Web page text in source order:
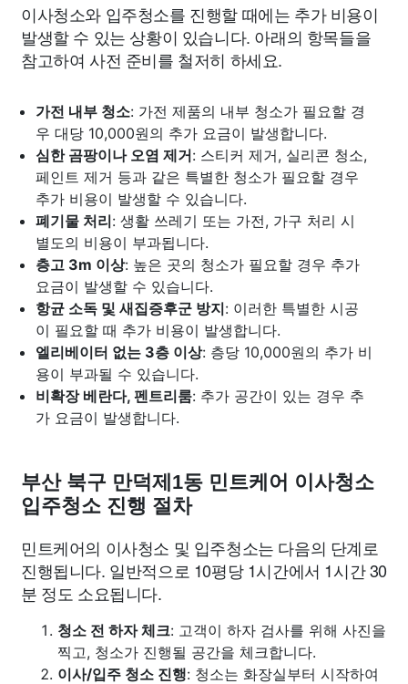
이사청소와 입주청소를 진행할 때에는 추가 비용이
발생할 수 있는 상황이 있습니다. 아래의 항목들을
참고하여 사전 준비를 철저히 하세요.
가전 내부 청소: 가전 제품의 내부 청소가 필요할 경
우 대당 10,000원의 추가 요금이 발생합니다.
심한 곰팡이나 오염 제거: 스티커 제거, 실리콘 청소,
페인트 제거 등과 같은 특별한 청소가 필요할 경우
추가 비용이 발생할 수 있습니다.
폐기물 처리: 생활 쓰레기 또는 가전, 가구 처리 시
별도의 비용이 부과됩니다.
층고 3m 이상: 높은 곳의 청소가 필요할 경우 추가
요금이 발생할 수 있습니다.
항균 소독 및 새집증후군 방지: 이러한 특별한 시공
이 필요할 때 추가 비용이 발생합니다.
엘리베이터 없는 3층 이상: 층당 10,000원의 추가 비
용이 부과될 수 있습니다.
비확장 베란다, 펜트리룸: 추가 공간이 있는 경우 추
가 요금이 발생합니다.
부산 북구 만덕제1동 민트케어 이사청소
입주청소 진행 절차
민트케어의 이사청소 및 입주청소는 다음의 단계로
진행됩니다. 일반적으로 10평당 1시간에서 1시간 30
분 정도 소요됩니다.
청소 전 하자 체크: 고객이 하자 검사를 위해 사진을
찍고, 청소가 진행될 공간을 체크합니다.
이사/입주 청소 진행: 청소는 화장실부터 시작하여